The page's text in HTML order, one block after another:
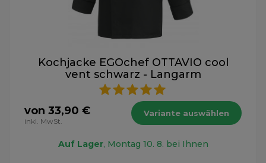
Kochjacke EGOchef OTTAVIO cool
vent schwarz - Langarm
von 33,90 €
inkl. MwSt.
Variante auswählen
Auf Lager, Montag 10. 8. bei Ihnen